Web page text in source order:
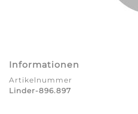
Informationen
Artikelnummer
Linder-896.897